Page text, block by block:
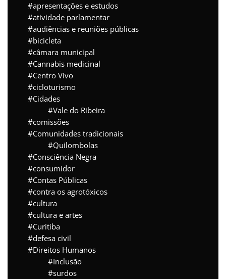
apresentações e estudos
atividade parlamentar
audiências e reuniões públicas
bicicleta
câmara municipal
Cannabis medicinal
Centro Vivo
cicloturismo
Cidades
Vale do Ribeira
comissões
Comunidades tradicionais
Quilombolas
Consciência Negra
consumidor
Contas Públicas
contra os agrotóxicos
cultura
cultura e artes
Curitiba
defesa civil
Direitos Humanos
Inclusão
surdos